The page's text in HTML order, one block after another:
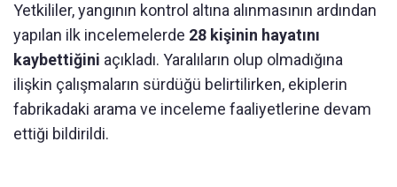
Yetkililer, yangının kontrol altına alınmasının ardından
yapılan ilk incelemelerde 28 kişinin hayatını
kaybettiğini açıkladı. Yaralıların olup olmadığına
ilişkin çalışmaların sürdüğü belirtilirken, ekiplerin
fabrikadaki arama ve inceleme faaliyetlerine devam
ettiği bildirildi.